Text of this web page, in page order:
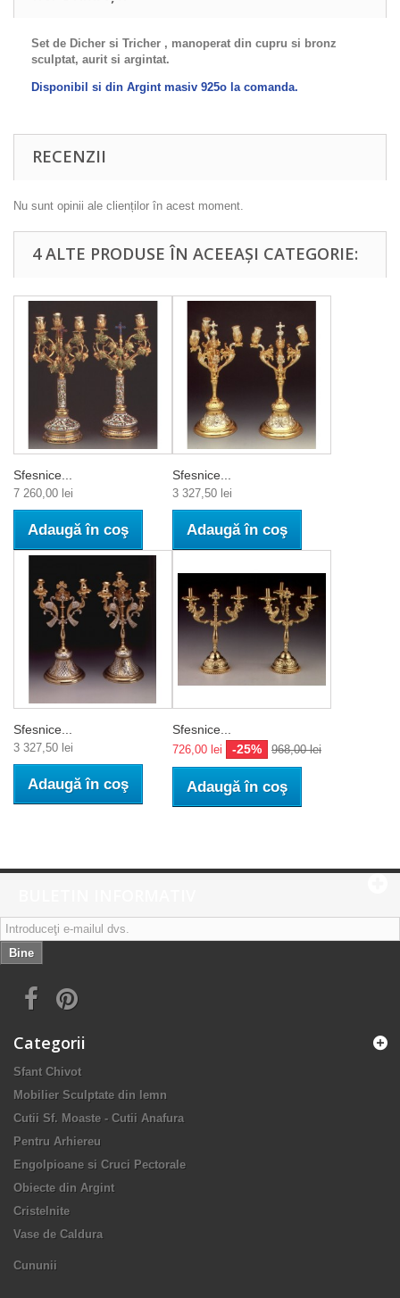
Set de Dicher si Tricher , manoperat din cupru si bronz
sculptat, aurit si argintat.
Disponibil si din Argint masiv 925o la comanda.
RECENZII
Nu sunt opinii ale clienților în acest moment.
4 ALTE PRODUSE ÎN ACEEAȘI CATEGORIE:
Sfesnice...
7 260,00 lei
Adaugă în coş
Sfesnice...
3 327,50 lei
Adaugă în coş
Sfesnice...
3 327,50 lei
Adaugă în coş
Sfesnice...
726,00 lei -25% 968,00 lei
Adaugă în coş
Bine
Categorii
Sfant Chivot
Mobilier Sculptate din lemn
Cutii Sf. Moaste - Cutii Anafura
Pentru Arhiereu
Engolpioane si Cruci Pectorale
Obiecte din Argint
Cristelnite
Vase de Caldura
Cununii